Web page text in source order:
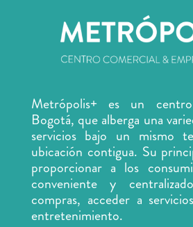
Metrópolis+ es un
Bogotá, que alberga una
serviciosbajo un mismo
ubicación contigua. Su
proporcionar a los
conveniente y
compras, acceder a
entretenimiento.